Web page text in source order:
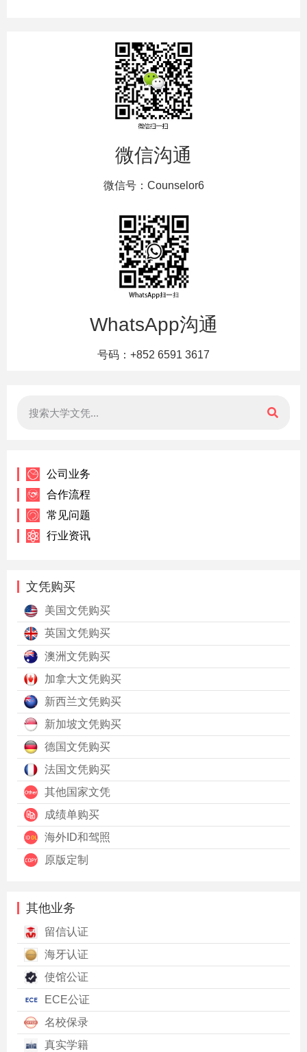
微信沟通
微信号：Counselor6
WhatsApp沟通
号码：+852 6591 3617
公司业务
合作流程
常见问题
行业资讯
文凭购买
美国文凭购买
英国文凭购买
澳洲文凭购买
加拿大文凭购买
新西兰文凭购买
新加坡文凭购买
德国文凭购买
法国文凭购买
其他国家文凭
成绩单购买
海外ID和驾照
原版定制
其他业务
留信认证
海牙认证
使馆公证
ECE公证
名校保录
真实学籍